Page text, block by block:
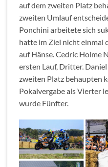
auf dem zweiten Platz
zweiten Umlauf
Ponchini arbeitete sich
hatte im Ziel nicht einmal
auf Hänse. Cedric Holme
ersten Lauf, Dritter.
zweiten Platz behaupten
Pokalvergabe als Vierter
wurde Fünfter.